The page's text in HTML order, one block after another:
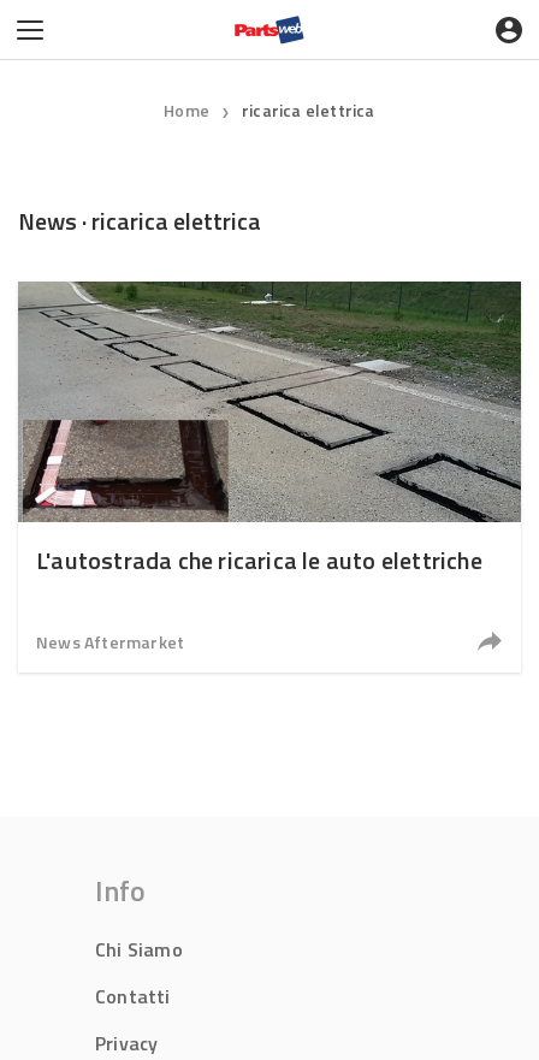
Home ❯ ricarica elettrica
News · ricarica elettrica
L'autostrada che ricarica le auto elettriche
News Aftermarket
Info
Chi Siamo
Contatti
Privacy